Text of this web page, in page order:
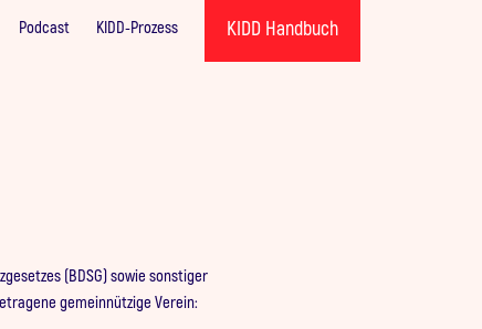
Podcast KIDD-Prozess KIDD Handbuch
(BDSG) sowie sonstiger
gemeinnützige Verein: